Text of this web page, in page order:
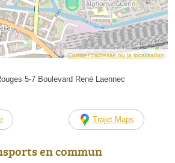
Corriger l’adresse ou la localisation
5-7 Boulevard René Laennec
Trajet Maps
en commun